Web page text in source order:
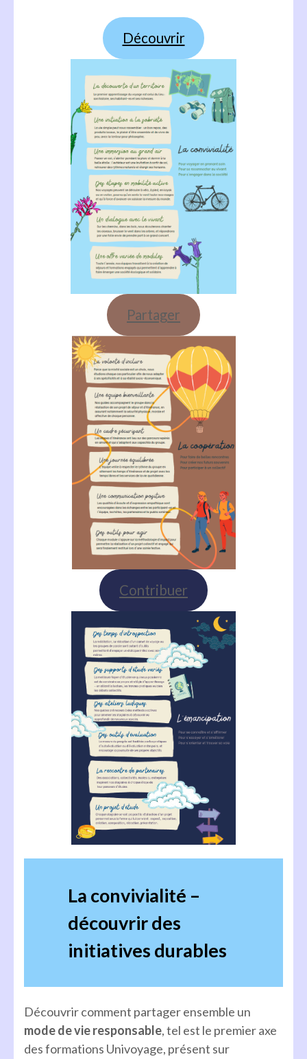
Découvrir
Partager
Contribuer
La convivialité –
découvrir des
initiatives durables
Découvrir comment partager ensemble un
mode de vie responsable, tel est le premier axe
des formations Univoyage, présent sur